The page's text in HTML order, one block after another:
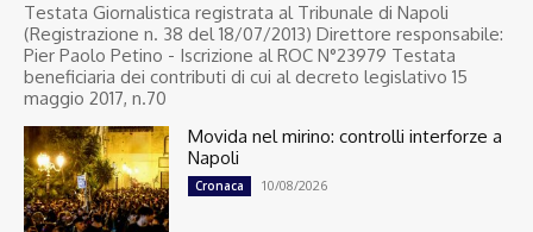
Testata Giornalistica registrata al Tribunale di Napoli
(Registrazione n. 38 del 18/07/2013) Direttore responsabile:
Pier Paolo Petino - Iscrizione al ROC N°23979 Testata
beneficiaria dei contributi di cui al decreto legislativo 15
maggio 2017, n.70
Movida nel mirino: controlli interforze a
Napoli
Cronaca 10/08/2026